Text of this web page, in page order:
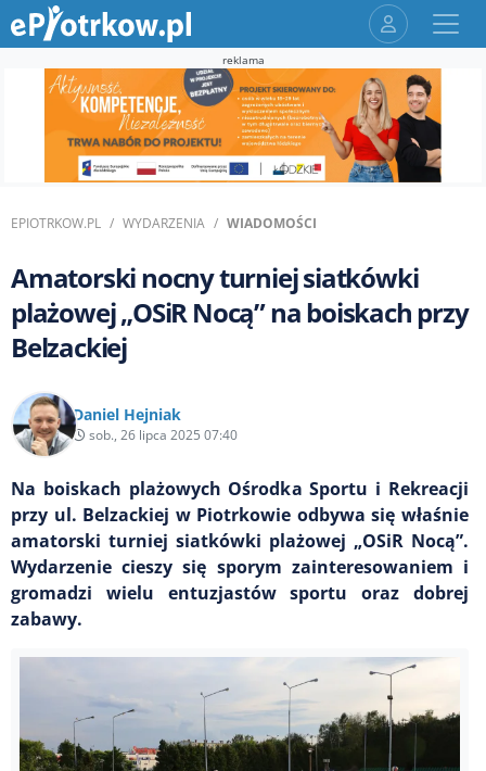
reklama
EPIOTRKOW.PL WYDARZENIA WIADOMOŚCI
Amatorski nocny turniej siatkówki
plażowej „OSiR Nocą” na boiskach przy
Belzackiej
Daniel Hejniak
sob., 26 lipca 2025 07:40
Na boiskach plażowych Ośrodka Sportu i Rekreacji
przy ul. Belzackiej w Piotrkowie odbywa się właśnie
amatorski turniej siatkówki plażowej „OSiR Nocą”.
Wydarzenie cieszy się sporym zainteresowaniem i
gromadzi wielu entuzjastów sportu oraz dobrej
zabawy.